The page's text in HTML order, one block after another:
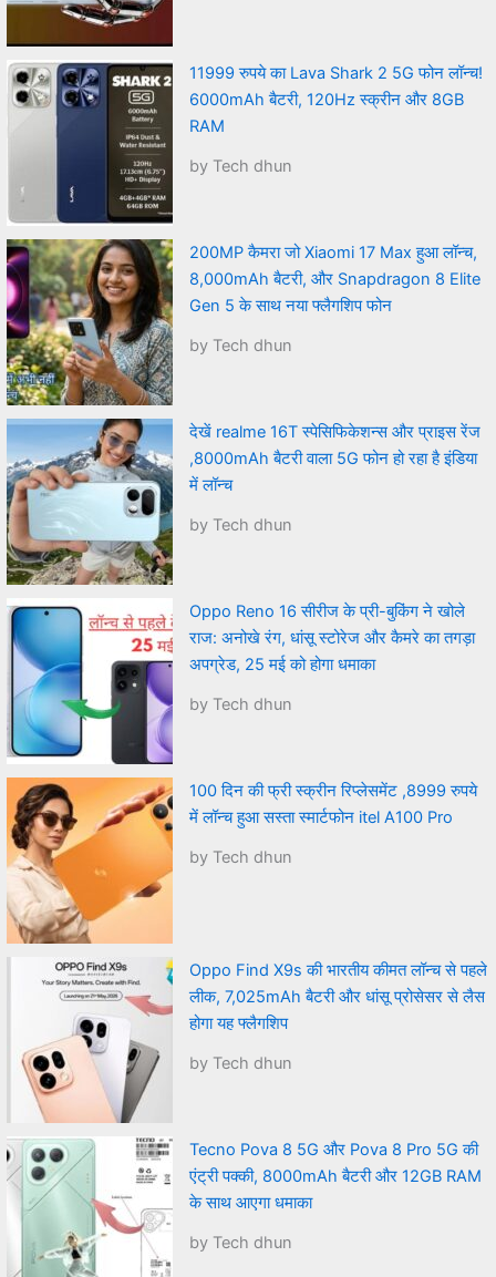
11999 रुपये का Lava Shark 2 5G फोन लॉन्च!
6000mAh बैटरी, 120Hz स्क्रीन और 8GB
RAM
by Tech dhun
200MP कैमरा जो Xiaomi 17 Max हुआ लॉन्च,
8,000mAh बैटरी, और Snapdragon 8 Elite
Gen 5 के साथ नया फ्लैगशिप फोन
by Tech dhun
देखें realme 16T स्पेसिफिकेशन्स और प्राइस रेंज
,8000mAh बैटरी वाला 5G फोन हो रहा है इंडिया
में लॉन्च
by Tech dhun
Oppo Reno 16 सीरीज के प्री-बुकिंग ने खोले
राज: अनोखे रंग, धांसू स्टोरेज और कैमरे का तगड़ा
अपग्रेड, 25 मई को होगा धमाका
by Tech dhun
100 दिन की फ्री स्क्रीन रिप्लेसमेंट ,8999 रुपये
में लॉन्च हुआ सस्ता स्मार्टफोन itel A100 Pro
by Tech dhun
Oppo Find X9s की भारतीय कीमत लॉन्च से पहले
लीक, 7,025mAh बैटरी और धांसू प्रोसेसर से लैस
होगा यह फ्लैगशिप
by Tech dhun
Tecno Pova 8 5G और Pova 8 Pro 5G की
एंट्री पक्की, 8000mAh बैटरी और 12GB RAM
के साथ आएगा धमाका
by Tech dhun